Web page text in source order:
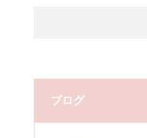
ブログ